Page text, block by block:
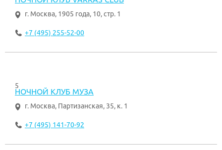
г. Москва, 1905 года, 10, стр. 1
+7 (495) 255-52-00
5
НОЧНОЙ КЛУБ МУЗА
г. Москва, Партизанская, 35, к. 1
+7 (495) 141-70-92